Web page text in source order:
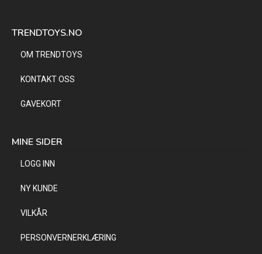
TRENDTOYS.NO
OM TRENDTOYS
KONTAKT OSS
GAVEKORT
MINE SIDER
LOGG INN
NY KUNDE
VILKÅR
PERSONVERNERKLÆRING